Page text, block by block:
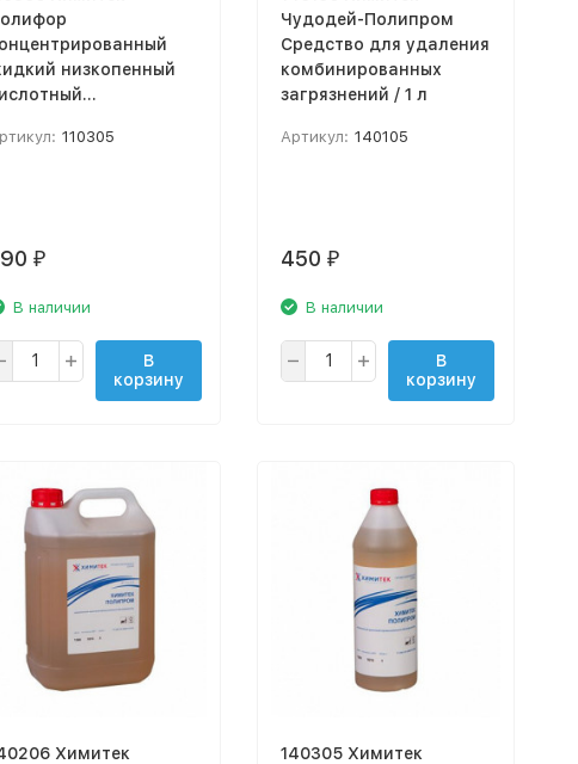
низкопенный
110305
₽
В наличии
В
корзину
Чудодей-Полипром
Средство для удаления
комбинированных
загрязнений / 1 л
Артикул: 140105
450 ₽
В наличии
В
корзину
Химитек
140305 Химитек